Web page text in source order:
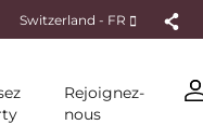
Switzerland - FR
Rejoignez-
nous